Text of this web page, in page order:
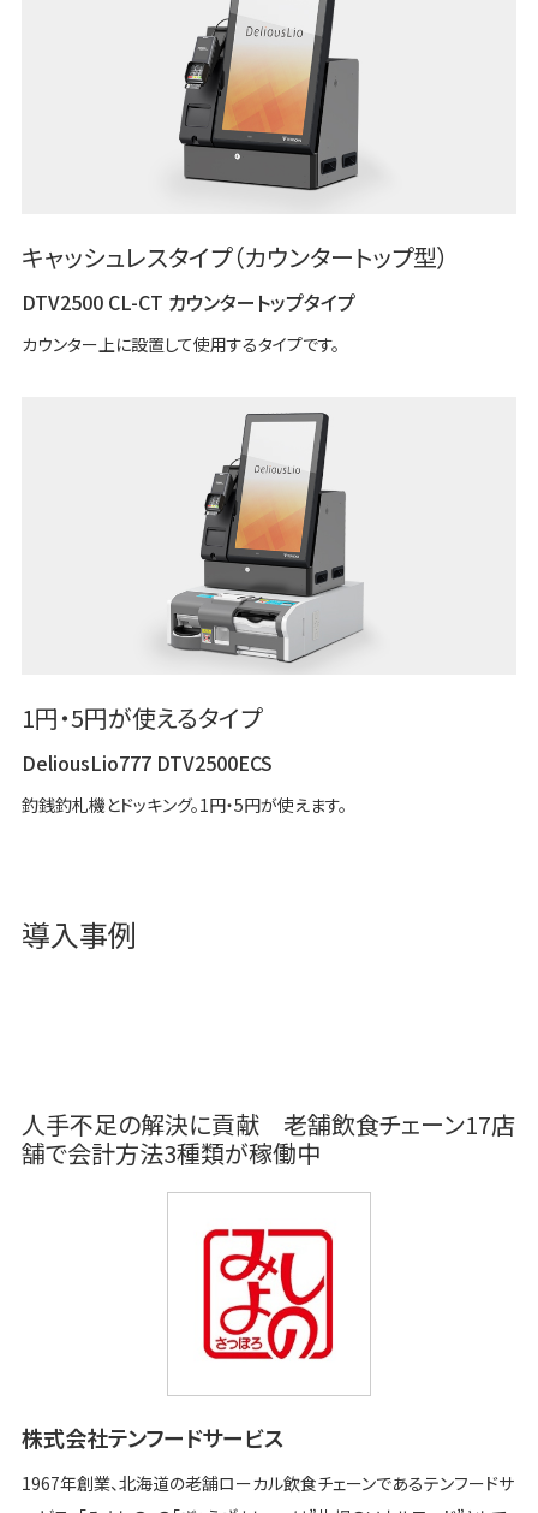
キャッシュレスタイプ（カウンタートップ型）
DTV2500 CL-CT カウンタートップタイプ
カウンター上に設置して使用するタイプです。
1円・5円が使えるタイプ
DeliousLio777 DTV2500ECS
釣銭釣札機とドッキング。1円・5円が使えます。
導入事例
人手不足の解決に貢献 老舗飲食チェーン17店
舗で会計方法3種類が稼働中
株式会社テンフードサービス
1967年創業、北海道の老舗ローカル飲食チェーンであるテンフードサ